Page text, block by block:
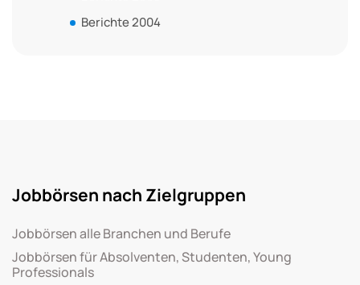
Berichte 2004
Jobbörsen nach Zielgruppen
Jobbörsen alle Branchen und Berufe
Jobbörsen für Absolventen, Studenten, Young
Professionals